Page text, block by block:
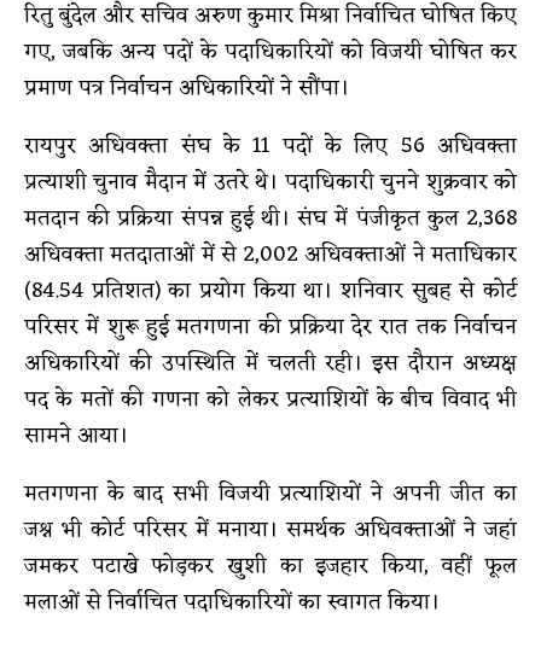
रितु बुंदेल और सचिव अरुण कुमार मिश्रा निर्वाचित घोषित किए
गए, जबकि अन्य पदों के पदाधिकारियों को विजयी घोषित कर
प्रमाण पत्र निर्वाचन अधिकारियों ने सौंपा।
रायपुर अधिवक्ता संघ के 11 पदों के लिए 56 अधिवक्ता
प्रत्याशी चुनाव मैदान में उतरे थे। पदाधिकारी चुनने शुक्रवार को
मतदान की प्रक्रिया संपन्न हुई थी। संघ में पंजीकृत कुल 2,368
अधिवक्ता मतदाताओं में से 2,002 अधिवक्ताओं ने मताधिकार
(84.54 प्रतिशत) का प्रयोग किया था। शनिवार सुबह से कोर्ट
परिसर में शुरू हुई मतगणना की प्रक्रिया देर रात तक निर्वाचन
अधिकारियों की उपस्थिति में चलती रही। इस दौरान अध्यक्ष
पद के मतों की गणना को लेकर प्रत्याशियों के बीच विवाद भी
सामने आया।
मतगणना के बाद सभी विजयी प्रत्याशियों ने अपनी जीत का
जश्न भी कोर्ट परिसर में मनाया। समर्थक अधिवक्ताओं ने जहां
जमकर पटाखे फोड़कर खुशी का इजहार किया, वहीं फूल
मलाओं से निर्वाचित पदाधिकारियों का स्वागत किया।